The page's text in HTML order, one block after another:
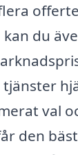
du
val
den